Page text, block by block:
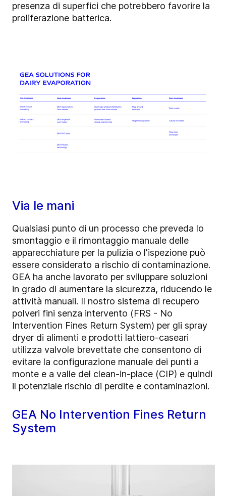
presenza di superfici che potrebbero favorire la
proliferazione batterica.
Via le mani
Qualsiasi punto di un processo che preveda lo
smontaggio e il rimontaggio manuale delle
apparecchiature per la pulizia o l'ispezione può
essere considerato a rischio di contaminazione.
GEA ha anche lavorato per sviluppare soluzioni
in grado di aumentare la sicurezza, riducendo le
attività manuali. Il nostro sistema di recupero
polveri fini senza intervento (FRS - No
Intervention Fines Return System) per gli spray
dryer di alimenti e prodotti lattiero-caseari
utilizza valvole brevettate che consentono di
evitare la configurazione manuale dei punti a
monte e a valle del clean-in-place (CIP) e quindi
il potenziale rischio di perdite e contaminazioni.
GEA No Intervention Fines Return
System